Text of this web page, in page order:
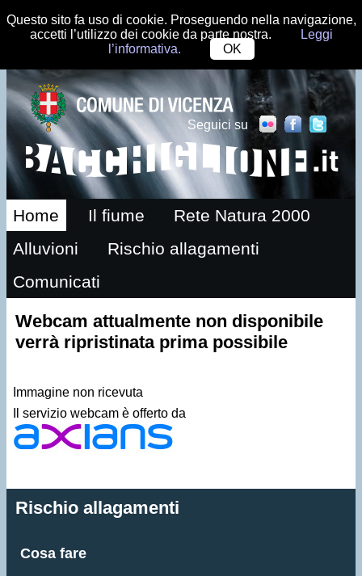
Questo sito fa uso di cookie. Proseguendo nella navigazione,
accetti l’utilizzo dei cookie da parte nostra.
Leggi
l’informativa.
OK
Seguici su
Home Il fiume
Rete Natura 2000
Alluvioni
Rischio allagamenti
Comunicati
Webcam attualmente non disponibile
verrà ripristinata prima possibile
Immagine non ricevuta
Il servizio webcam è offerto da
Rischio allagamenti
Cosa fare